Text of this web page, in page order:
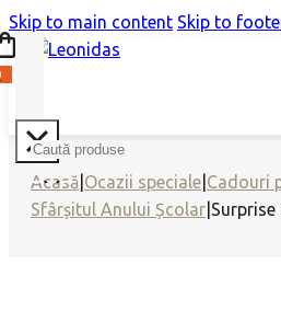
Skip to main content Skip to
Search
Acasă Ocazii speciale Cadouri
Sfârșitul Anului Școlar Surprise